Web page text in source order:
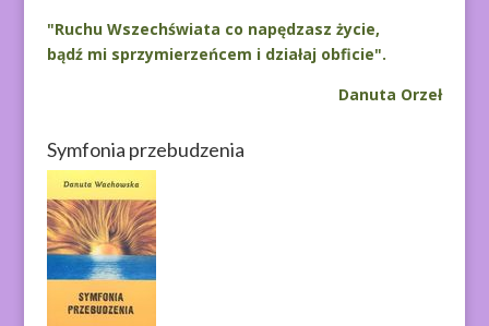
"Ruchu Wszechświata co napędzasz życie,
bądź mi sprzymierzeńcem i działaj obficie".
Danuta Orzeł
Symfonia przebudzenia